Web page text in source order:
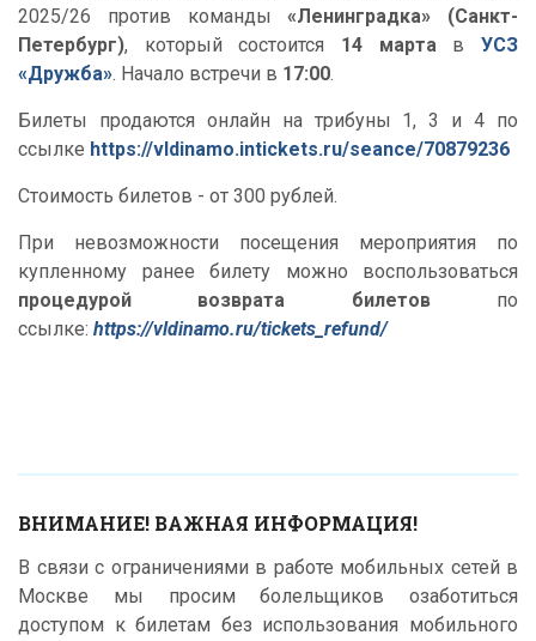
2025/26 против команды«Ленинградка» (Санкт-
Петербург), который состоится 14 марта вУСЗ
«Дружба». Начало встречи в 17:00.
Билеты продаются онлайн на трибуны 1, 3 и 4 по
ссылке https://vldinamo.intickets.ru/seance/70879236
Стоимость билетов - от 300 рублей.
При невозможности посещения мероприятия по
купленному ранее билету можно воспользоваться
процедурой возврата билетовпо
ссылке: https://vldinamo.ru/tickets_refund/
ВНИМАНИЕ! ВАЖНАЯ ИНФОРМАЦИЯ!
В связи с ограничениями в работе мобильных сетей в
Москве мы просим болельщиков озаботиться
доступом к билетам без использования мобильного